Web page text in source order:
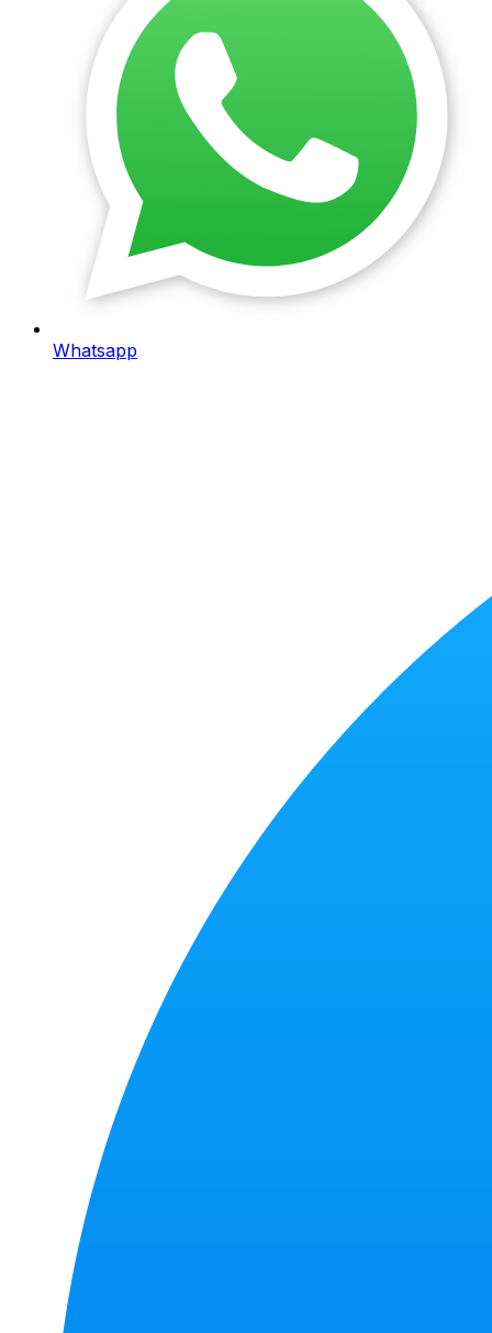
Whatsapp